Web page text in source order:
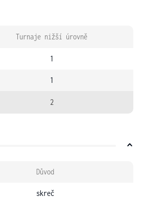
Turnaje nižší úrovně
1
1
2
Důvod
skreč